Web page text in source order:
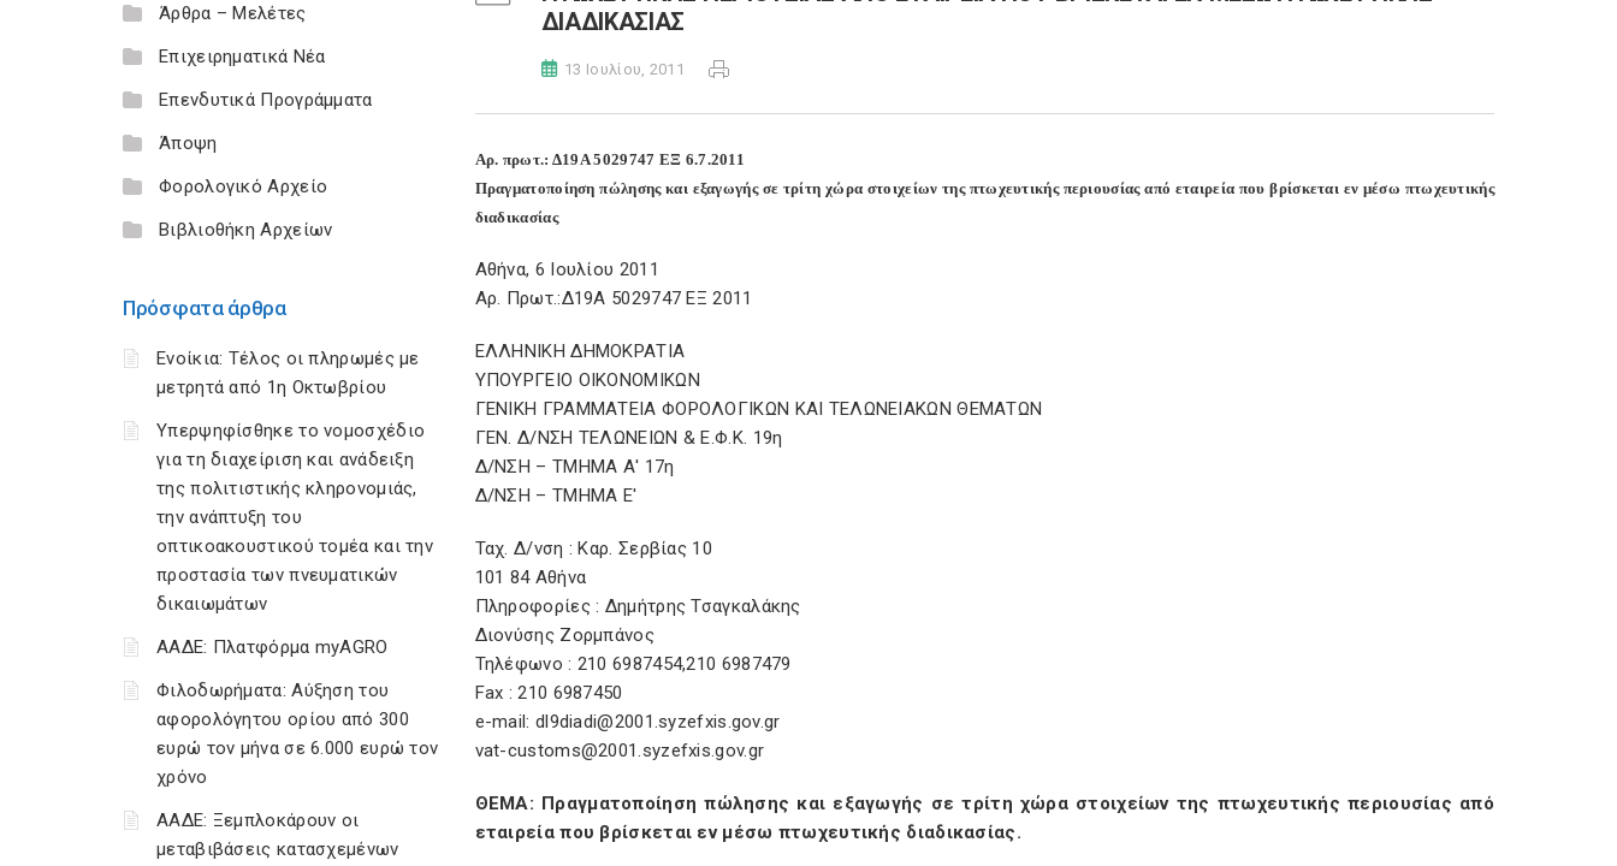
Άρθρα – Μελέτες
Επιχειρηματικά Νέα
Επενδυτικά Προγράμματα
Άποψη
Φορολογικό Αρχείο
Βιβλιοθήκη Αρχείων
Πρόσφατα άρθρα
Ενοίκια: Τέλος οι πληρωμές με
μετρητά από 1η Οκτωβρίου
Υπερψηφίσθηκε το νομοσχέδιο
για τη διαχείριση και ανάδειξη
της πολιτιστικής κληρονομιάς,
την ανάπτυξη του
οπτικοακουστικού τομέα και την
προστασία των πνευματικών
δικαιωμάτων
ΑΑΔΕ: Πλατφόρμα myAGRO
Φιλοδωρήματα: Αύξηση του
αφορολόγητου ορίου από 300
ευρώ τον μήνα σε 6.000 ευρώ τον
χρόνο
ΑΑΔΕ: Ξεμπλοκάρουν οι
μεταβιβάσεις κατασχεμένων
ΔΙΑΔΙΚΑΣΙΑΣ
13 Ιουλίου, 2011
Αρ. πρωτ.: Δ19Α 5029747 ΕΞ 6.7.2011
Πραγματοποίηση πώλησης και εξαγωγής σε τρίτη χώρα στοιχείων της πτωχευτικής περιουσίας από εταιρεία που βρίσκεται εν μέσω πτωχευτικής
διαδικασίας
Αθήνα, 6 Ιουλίου 2011
Αρ. Πρωτ.:Δ19Α 5029747 ΕΞ 2011
ΕΛΛΗΝΙΚΗ ΔΗΜΟΚΡΑΤΙΑ
ΥΠΟΥΡΓΕΙΟ ΟΙΚΟΝΟΜΙΚΩΝ
ΓΕΝΙΚΗ ΓΡΑΜΜΑΤΕΙΑ ΦΟΡΟΛΟΓΙΚΩΝ ΚΑΙ ΤΕΛΩΝΕΙΑΚΩΝ ΘΕΜΑΤΩΝ
ΓΕΝ. Δ/ΝΣΗ ΤΕΛΩΝΕΙΩΝ & Ε.Φ.Κ. 19η
Δ/ΝΣΗ – ΤΜΗΜΑ Α' 17η
Δ/ΝΣΗ – ΤΜΗΜΑ Ε'
Ταχ. Δ/νση : Καρ. Σερβίας 10
101 84 Αθήνα
Πληροφορίες : Δημήτρης Τσαγκαλάκης
Διονύσης Ζορμπάνος
Τηλέφωνο : 210 6987454,210 6987479
Fax : 210 6987450
e-mail: dl9diadi@2001.syzefxis.gov.gr
vat-customs@2001.syzefxis.gov.gr
ΘΕΜΑ: Πραγματοποίηση πώλησης και εξαγωγής σε τρίτη χώρα στοιχείων της πτωχευτικής περιουσίας από
εταιρεία που βρίσκεται εν μέσω πτωχευτικής διαδικασίας.